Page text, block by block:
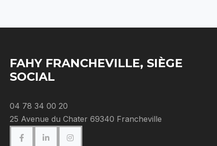
FAHY FRANCHEVILLE, SIÈGE
SOCIAL
04 78 34 00 20
25 Avenue du Chater 69340 Francheville